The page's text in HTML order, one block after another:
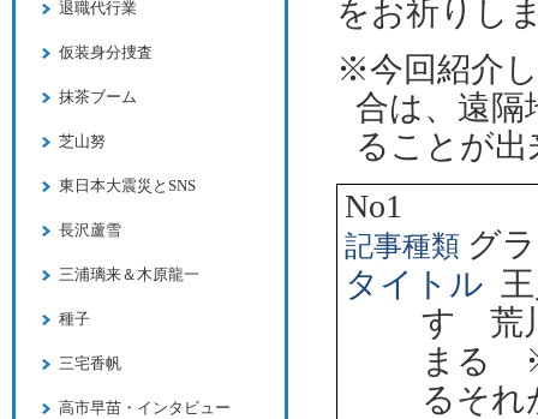
をお祈りし
※今回紹介
合は、遠隔
ることが
No1
記事種類 グ
タイトル
す 荒
まる
るそれ
退職代行業
仮装身分捜査
抹茶ブーム
芝山努
東日本大震災とSNS
長沢蘆雪
三浦璃来＆木原龍一
種子
三宅香帆
高市早苗・インタビュー